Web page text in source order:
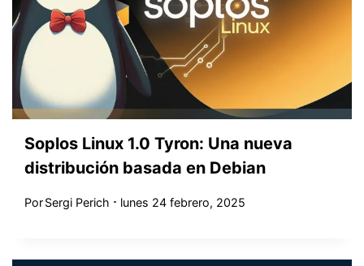
Soplos Linux 1.0 Tyron: Una nueva
distribución basada en Debian
PorSergi Perich lunes 24 febrero, 2025